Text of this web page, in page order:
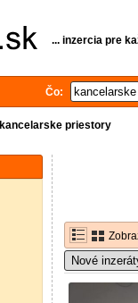
... inzercia pre
Čo:
kancelarske priestory
Nové